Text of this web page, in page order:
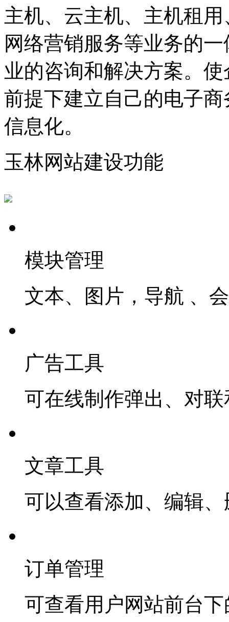
主机、云主机、主机租
网络营销服务等业务的
业的咨询和解决方案。
前提下建立自己的电子
信息化。
玉林网站建设功能
模块管理
文本、图片，导航 、
广告工具
可在线制作弹出、对
文章工具
可以查看添加、编辑
订单管理
可查看用户网站前台